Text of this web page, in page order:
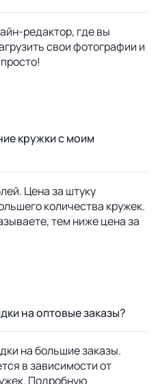
редактор, где вы
свои фотографии и
кружки с моим
Цена за штуку
количества кружек.
тем ниже цена за
на оптовые заказы?
на большие заказы.
в зависимости от
Подробную